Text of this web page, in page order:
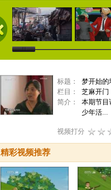
标题：
梦开始的
栏目：
芝麻开门
简介：
本期节目
少年活...
视频打分
精彩视频推荐